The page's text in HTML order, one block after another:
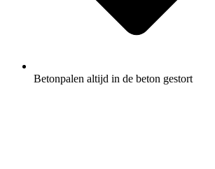
Betonpalen altijd in de beton gestort